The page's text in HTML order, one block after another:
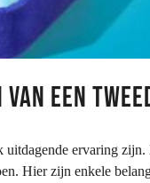
een
uitdagende ervaring
Hier zijn enkele